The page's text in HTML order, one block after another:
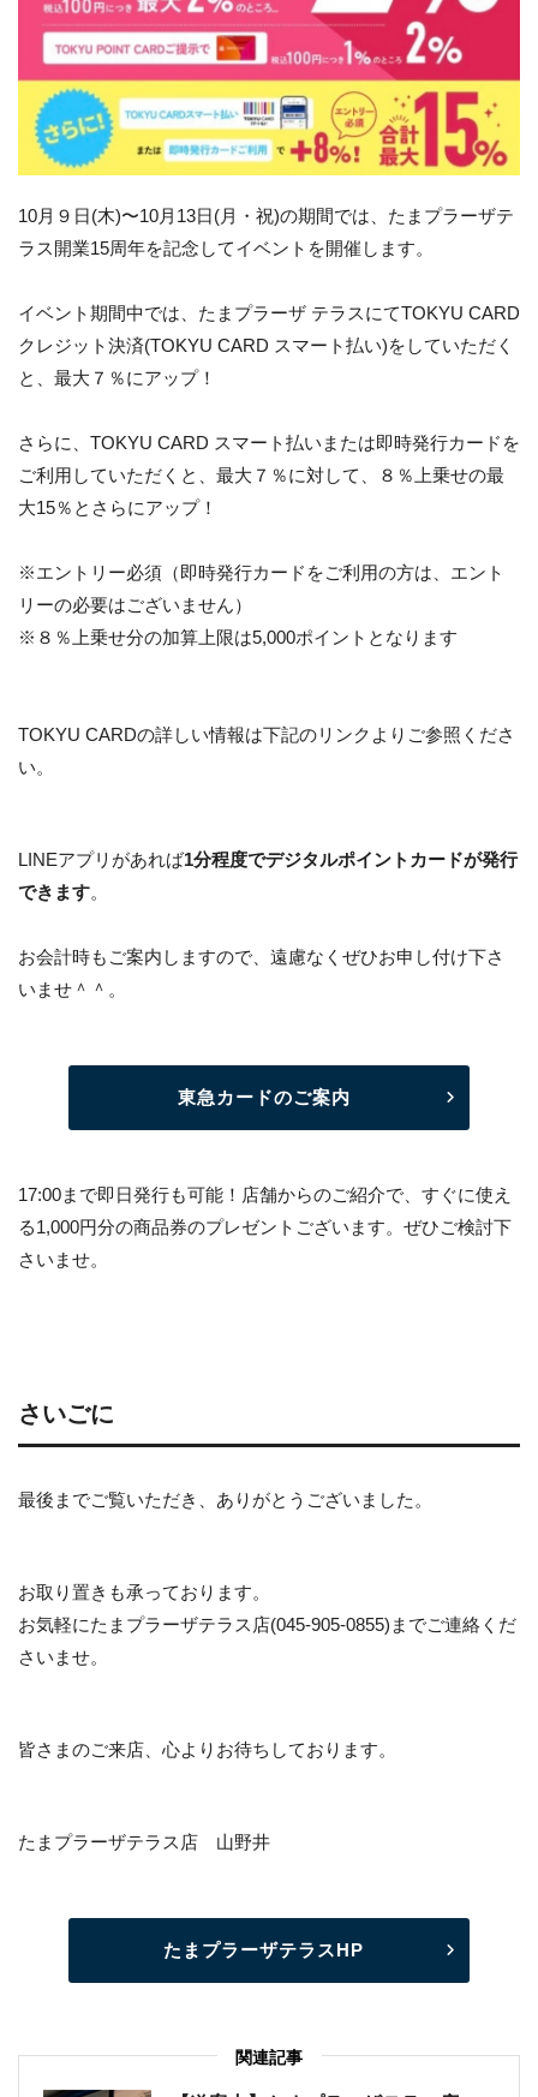
10月９日(木)〜10月13日(月・祝)の期間では、たまプラーザテ
ラス開業15周年を記念してイベントを開催します。
イベント期間中では、たまプラーザ テラスにてTOKYU CARD
クレジット決済(TOKYU CARD スマート払い)をしていただく
と、最大７％にアップ！
さらに、TOKYU CARD スマート払いまたは即時発行カードを
ご利用していただくと、最大７％に対して、８％上乗せの最
大15％とさらにアップ！
※エントリー必須（即時発行カードをご利用の方は、エント
リーの必要はございません）
※８％上乗せ分の加算上限は5,000ポイントとなります
TOKYU CARDの詳しい情報は下記のリンクよりご参照くださ
い。
LINEアプリがあれば1分程度でデジタルポイントカードが発行
できます。
お会計時もご案内しますので、遠慮なくぜひお申し付け下さ
いませ＾＾。
東急カードのご案内
17:00まで即日発行も可能！店舗からのご紹介で、すぐに使え
る1,000円分の商品券のプレゼントございます。ぜひご検討下
さいませ。
さいごに
最後までご覧いただき、ありがとうございました。
お取り置きも承っております。
お気軽にたまプラーザテラス店(045-905-0855)までご連絡くだ
さいませ。
皆さまのご来店、心よりお待ちしております。
たまプラーザテラス店 山野井
たまプラーザテラスHP
関連記事